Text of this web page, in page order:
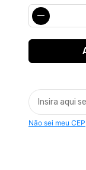
Não sei meu CEP